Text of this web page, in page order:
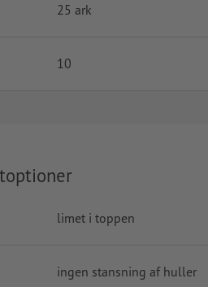
25 ark
10
limet i toppen
ingen stansning af huller